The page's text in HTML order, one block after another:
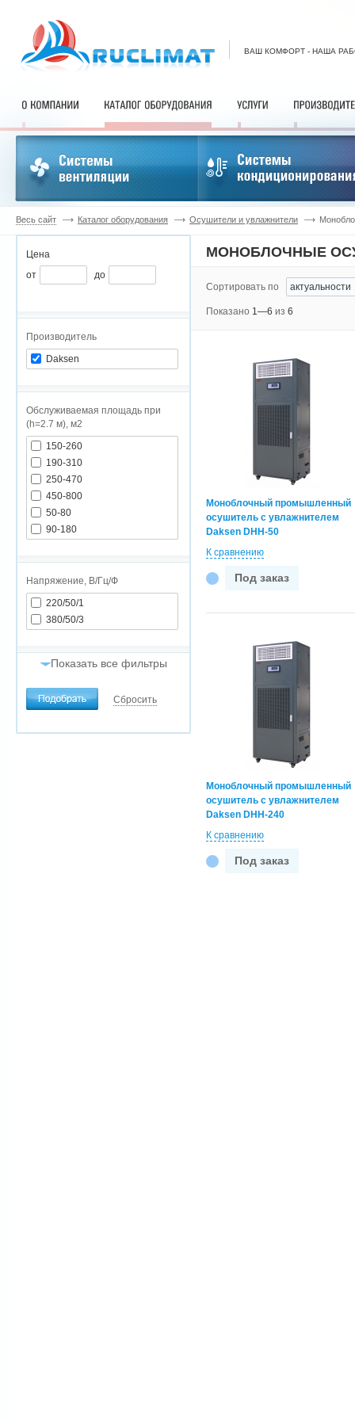
ВАШ КОМФОРТ - НАША
Весь сайт Каталог оборудования Осушители и увлажнители
Цена
от
до
Производитель
Daksen
Обслуживаемая площадь при
(h=2.7 м), м2
150-260
190-310
250-470
450-800
50-80
90-180
Напряжение, В/Гц/Ф
220/50/1
380/50/3
Показать все фильтры
Воздухообмен, м3/час
от
до
Сбросить
МОНОБЛОЧНЫЕ
Сортировать по
Показано 1—6 из 6
Моноблочный промышленный
осушитель с увлажнителем
Daksen DHH-50
К сравнению
Под заказ
Моноблочный промышленный
осушитель с увлажнителем
Daksen DHH-240
К сравнению
Под заказ